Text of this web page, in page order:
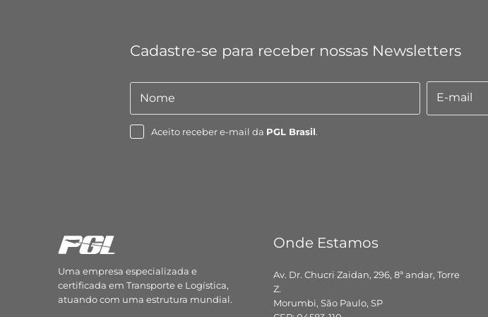
Cadastre-se para receber nossas Newsletters
Nome
Nome
mail
E-mail
Aceito receber e-mail da PGL Brasil.
Uma empresa especializada e
certificada em Transporte e Logística,
atuando com uma estrutura mundial.
Onde Estamos
Av. Dr. Chucri Zaidan, 296, 8ª andar, Torre
Z.
Morumbi, São Paulo, SP